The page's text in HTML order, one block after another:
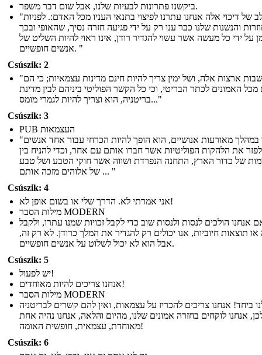
ביקשנו פתרונות לבעיות שלנו, אבל שום דבר משפר.
"בכל שלב של דיכוי אלה אנחנו עתרנו לפיצוי בתנאי העניו מכל האדם:. לפניות
והנשנות שלנו כבר ענו רק על ידי פגיעה חזרה נסיך, שהאופי ובכך
על ידי כל מעשה אשר עשוי להגדיר רודן, אינו ראוי להיות השליט של
אנשים חופשיים. "
Csúszik: 2
"כי מושבות ארצות אלה, ושל ימין צריך להיות חינם מדינות עצמאיות; כי הם
מכל האמונים לכתר הבריטי, וכי כל הקשר הפוליטי ביניהם לבין מדינת
בריטניה, הוא וצריך להיות לגמרי מומס..."
Csúszik: 3
PUB העצמאות
"כאשר במהלך מאורעות אנושיים, הוא הופך להיות הכרחי עבור אחד אנשים
לפזר את הלהקות הפוליטיות אשר חברו אותם עם אחר, וכדי להניח בין
של כדור הארץ, התחנה הנפרדת ושווה אשר חוקי הטבע ושל טבע
של אלוהים מזכה אותם ... "
Csúszik: 4
אני אמרתי לא. הדרך שלי או בשום אופן לא!
מילות הסבר MODERN
אנחנו הולכים לנסות ולנסות שוב כדי לקבל זכויות שמנו עתרו, ולקבל
תוצאות חיוביות, אנו יכולים רק להגדיר את המלך כרודן. לא רק זה,
אבל הוא לא יכול לשלוט על אנשים חופשיים.
Csúszik: 5
יש לפעול!
אנחנו צריכים להיות מאוחדים!
מילות הסבר MODERN
ביחד! אנחנו צריכים להכריז על עצמאות, ואין להם קשרים לבריטניה
אנחנו לוקחים בחזרה אמונים שלנו, מהיום והלאה, אנחנו נהיה אחת
מאוחדת, עצמאית, חופשית האומה!
Csúszik: 6